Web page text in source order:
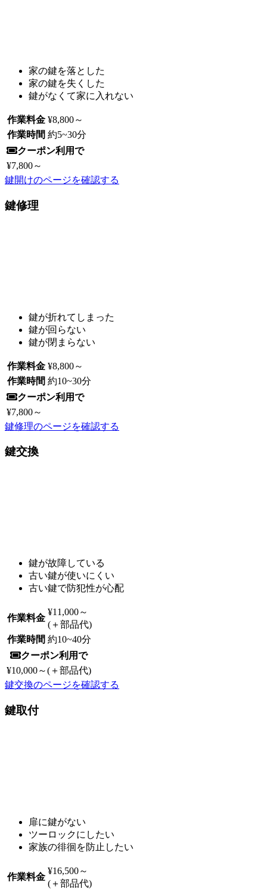
家の鍵を落とした
家の鍵を失くした
鍵がなくて家に入れない
作業料金 ¥8,800～
作業時間 約5~30分
クーポン利用で
¥7,800～
鍵開けのページを確認する
鍵修理
鍵が折れてしまった
鍵が回らない
鍵が閉まらない
作業料金 ¥8,800～
作業時間 約10~30分
クーポン利用で
¥7,800～
鍵修理のページを確認する
鍵交換
鍵が故障している
古い鍵が使いにくい
古い鍵で防犯性が心配
作業料金
¥11,000～
(＋部品代)
作業時間 約10~40分
クーポン利用で
¥10,000～(＋部品代)
鍵交換のページを確認する
鍵取付
扉に鍵がない
ツーロックにしたい
家族の徘徊を防止したい
作業料金
¥16,500～
(＋部品代)